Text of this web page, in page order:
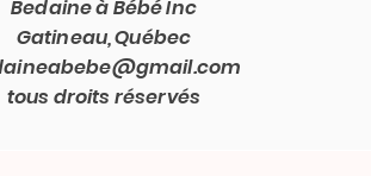
Bedaine à Bébé Inc
Gatineau, Québec
tous droits réservés